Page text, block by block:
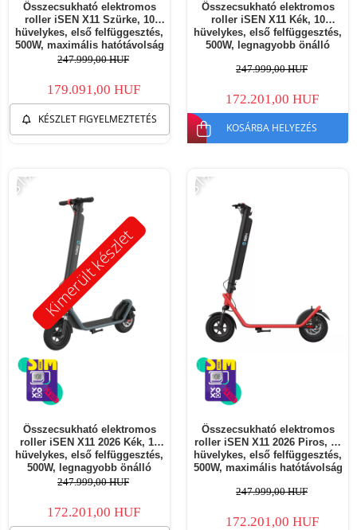
Összecsukható elektromos
roller iSEN X11 Szürke, 10
hüvelykes, első felfüggesztés,
500W, maximális hatótávolság
50km, maximális sebesség
247.999,00 HUF
179.091,00 HUF
KÉSZLET FIGYELMEZTETÉS
Összecsukható elektromos
roller iSEN X11 Kék, 10
hüvelykes, első felfüggesztés,
500W, legnagyobb önálló
legnagyobb sebesség 35 km/h,
247.999,00 HUF
172.201,00 HUF
KOSÁRBA HELYEZÉS
Kimerült készlet
-31%
Összecsukható elektromos
roller iSEN X11 2026 Kék, 10
hüvelykes, első felfüggesztés,
500W, legnagyobb önálló
működési távolság 50 km,
levehető akkumulátor
247.999,00 HUF
172.201,00 HUF
-31%
Összecsukható elektromos
roller iSEN X11 2026 Piros, 10
hüvelykes, első felfüggesztés,
500W, maximális hatótávolság
25km/h, levehető akkumulátor
247.999,00 HUF
172.201,00 HUF